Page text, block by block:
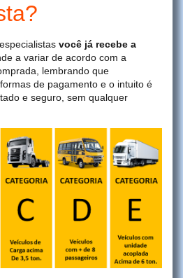
você já recebe a
a variar de acordo com a
lembrando que
de pagamento e o intuito é
e seguro, sem qualquer